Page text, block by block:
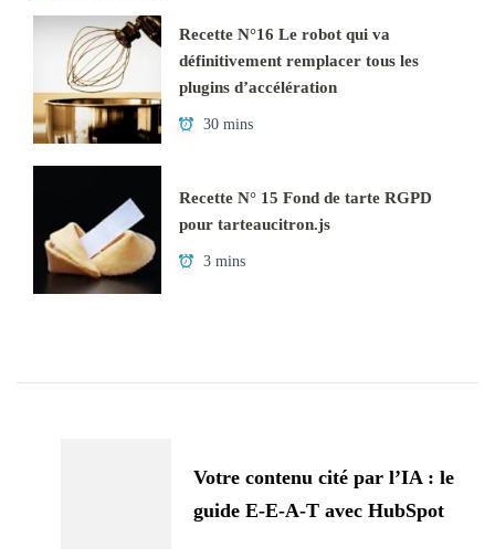
Recette N°16 Le robot qui va
définitivement remplacer tous les
plugins d’accélération
30 mins
Recette N° 15 Fond de tarte RGPD
pour tarteaucitron.js
3 mins
Votre contenu cité par l’IA : le
guide E-E-A-T avec HubSpot